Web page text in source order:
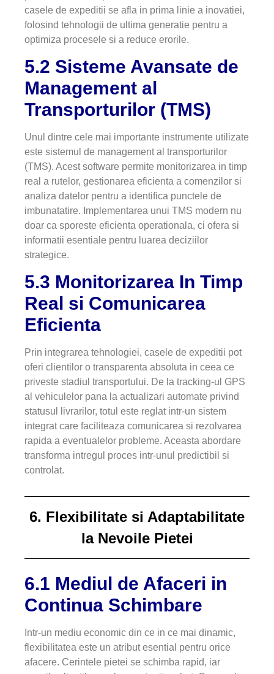
casele de expeditii se afla in prima linie a inovatiei,
folosind tehnologii de ultima generatie pentru a
optimiza procesele si a reduce erorile.
5.2 Sisteme Avansate de
Management al
Transporturilor (TMS)
Unul dintre cele mai importante instrumente utilizate
este sistemul de management al transporturilor
(TMS). Acest software permite monitorizarea in timp
real a rutelor, gestionarea eficienta a comenzilor si
analiza datelor pentru a identifica punctele de
imbunatatire. Implementarea unui TMS modern nu
doar ca sporeste eficienta operationala, ci ofera si
informatii esentiale pentru luarea deciziilor
strategice.
5.3 Monitorizarea In Timp
Real si Comunicarea
Eficienta
Prin integrarea tehnologiei, casele de expeditii pot
oferi clientilor o transparenta absoluta in ceea ce
priveste stadiul transportului. De la tracking-ul GPS
al vehiculelor pana la actualizari automate privind
statusul livrarilor, totul este reglat intr-un sistem
integrat care faciliteaza comunicarea si rezolvarea
rapida a eventualelor probleme. Aceasta abordare
transforma intregul proces intr-unul predictibil si
controlat.
6. Flexibilitate si Adaptabilitate
la Nevoile Pietei
6.1 Mediul de Afaceri in
Continua Schimbare
Intr-un mediu economic din ce in ce mai dinamic,
flexibilitatea este un atribut esential pentru orice
afacere. Cerintele pietei se schimba rapid, iar